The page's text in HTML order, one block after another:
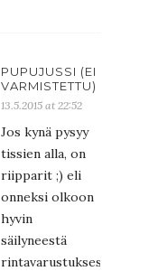
PUPUJUSSI (EI
VARMISTETTU)
13.5.2015 at 22:52
Jos kynä pysyy
tissien alla, on
riipparit ;) eli
onneksi olkoon
hyvin
säilyneestä
rintavarustuksesta!